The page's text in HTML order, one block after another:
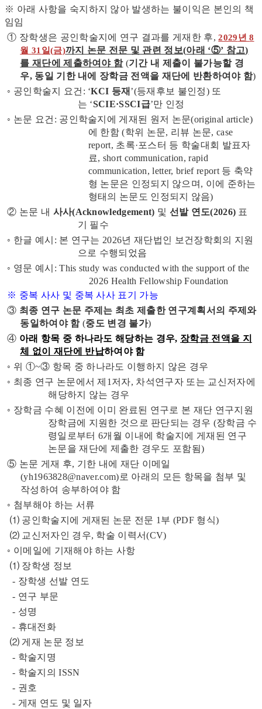
※ 아래 사항을 숙지하지 않아 발생하는 불이익은 본인의 책
임임
① 장학생은 공인학술지에 연구 결과를 게재한 후,2029년8
월 31일(금)까지 논문 전문 및 관련 정보(아래 ‘⑤’ 참고)
를 재단에 제출하여야 함(기간 내 제출이 불가능할 경
우, 동일 기한 내에 장학금 전액을 재단에 반환하여야 함)
◦ 공인학술지 요건: ‘KCI 등재 ’(등재후보 불인정) 또
는 ‘SCIE·SSCI급’만 인정
◦ 논문 요건: 공인학술지에 게재된 원저 논문(original article)
에 한함 (학위 논문, 리뷰 논문, case
report, 초록·포스터 등 학술대회 발표자
료, short communication, rapid
communication, letter, brief report 등 축약
형 논문은 인정되지 않으며, 이에 준하는
형태의 논문도 인정되지 않음)
② 논문 내 사사(Acknowledgement) 및 선발 연도(2026) 표
기 필수
◦ 한글 예시: 본 연구는 2026년 재단법인 보건장학회의 지원
으로 수행되었음
◦ 영문 예시: This study was conducted with the support of the
2026 Health Fellowship Foundation
※ 중복 사사 및 중복 사사 표기 가능
③ 최종 연구 논문 주제는 최초 제출한 연구계획서의 주제와
동일하여야 함 (중도 변경 불가)
④ 아래 항목 중 하나라도 해당하는 경우, 장학금 전액을 지
체 없이 재단에 반납하여야 함
◦ 위 ①~③ 항목 중 하나라도 이행하지 않은 경우
◦ 최종 연구 논문에서 제1저자, 차석연구자 또는 교신저자에
해당하지 않는 경우
◦ 장학금 수혜 이전에 이미 완료된 연구로 본 재단 연구지원
장학금에 지원한 것으로 판단되는 경우 (장학금 수
령일로부터 6개월 이내에 학술지에 게재된 연구
논문을 재단에 제출한 경우도 포함됨)
⑤ 논문 게재 후, 기한 내에 재단 이메일
(yh1963828@naver.com)로 아래의 모든 항목을 첨부 및
작성하여 송부하여야 함
◦ 첨부해야 하는 서류
⑴ 공인학술지에 게재된 논문 전문 1부 (PDF 형식)
⑵ 교신저자인 경우, 학술 이력서(CV)
◦ 이메일에 기재해야 하는 사항
⑴ 장학생 정보
- 장학생 선발 연도
- 연구 부문
- 성명
- 휴대전화
⑵ 게재 논문 정보
- 학술지명
- 학술지의 ISSN
- 권호
- 게재 연도 및 일자